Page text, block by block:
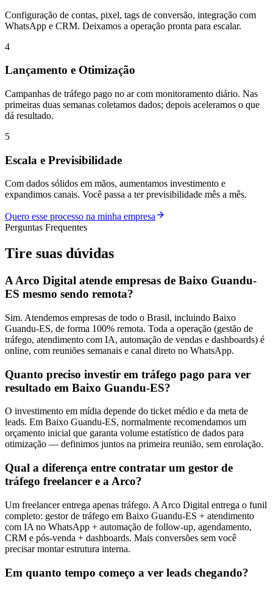
Configuração de contas, pixel, tags de conversão, integração com
WhatsApp e CRM. Deixamos a operação pronta para escalar.
4
Lançamento e Otimização
Campanhas de tráfego pago no ar com monitoramento diário. Nas
primeiras duas semanas coletamos dados; depois aceleramos o que
dá resultado.
5
Escala e Previsibilidade
Com dados sólidos em mãos, aumentamos investimento e
expandimos canais. Você passa a ter previsibilidade mês a mês.
Quero esse processo na minha empresa
Perguntas Frequentes
Tire suas dúvidas
A Arco Digital atende empresas de Baixo Guandu-
ES mesmo sendo remota?
Sim. Atendemos empresas de todo o Brasil, incluindo Baixo
Guandu-ES, de forma 100% remota. Toda a operação (gestão de
tráfego, atendimento com IA, automação de vendas e dashboards) é
online, com reuniões semanais e canal direto no WhatsApp.
Quanto preciso investir em tráfego pago para ver
resultado em Baixo Guandu-ES?
O investimento em mídia depende do ticket médio e da meta de
leads. Em Baixo Guandu-ES, normalmente recomendamos um
orçamento inicial que garanta volume estatístico de dados para
otimização — definimos juntos na primeira reunião, sem enrolação.
Qual a diferença entre contratar um gestor de
tráfego freelancer e a Arco?
Um freelancer entrega apenas tráfego. A Arco Digital entrega o funil
completo: gestor de tráfego em Baixo Guandu-ES + atendimento
com IA no WhatsApp + automação de follow-up, agendamento,
CRM e pós-venda + dashboards. Mais conversões sem você
precisar montar estrutura interna.
Em quanto tempo começo a ver leads chegando?